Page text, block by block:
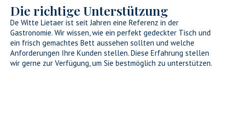
Die richtige Unterstützung
De Witte Lietaer ist seit Jahren eine Referenz in der
Gastronomie. Wir wissen, wie ein perfekt gedeckter Tisch und
ein frisch gemachtes Bett aussehen sollten und welche
Anforderungen Ihre Kunden stellen. Diese Erfahrung stellen
wir gerne zur Verfügung, um Sie bestmöglich zu unterstützen.